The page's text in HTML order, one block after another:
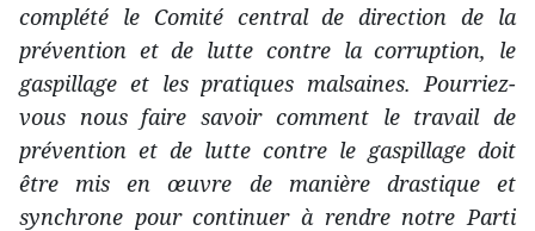
complété le Comité central de direction de la
prévention et de lutte contre la corruption, le
gaspillage et les pratiques malsaines. Pourriez-
vous nous faire savoir comment le travail de
prévention et de lutte contre le gaspillage doit
être mis en œuvre de manière drastique et
synchrone pour continuer à rendre notre Parti